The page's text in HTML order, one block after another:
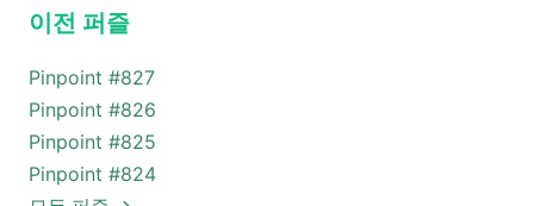
이전 퍼즐
Pinpoint #827
Pinpoint #826
Pinpoint #825
Pinpoint #824